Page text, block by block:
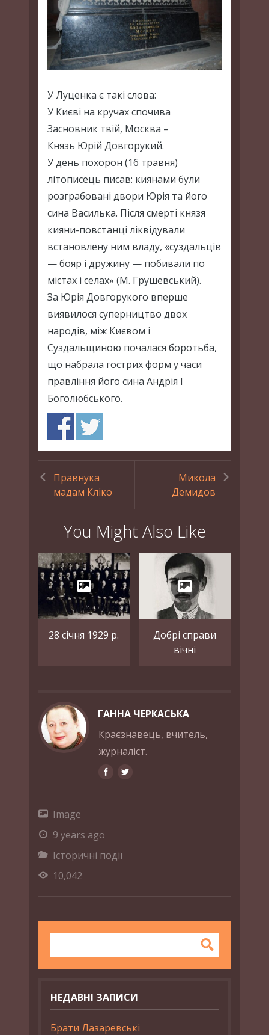
У Луценка є такі слова:
У Києві на кручах спочива
Засновник твій, Москва –
Князь Юрій Довгорукий.
У день похорон (16 травня)
літописець писав: киянами були
розграбовані двори Юрія та його
сина Василька. Після смерті князя
кияни-повстанці ліквідували
встановлену ним владу, «суздальців
— бояр і дружину — побивали по
містах і селах» (М. Грушевський).
За Юрія Довгорукого вперше
виявилося суперництво двох
народів, між Києвом і
Суздальщиною почалася боротьба,
що набрала гострих форм у часи
правління його сина Андрія I
Боголюбського.
Правнука
мадам Кліко
Микола
Демидов
You Might Also Like
28 січня 1929 р.
Добрі справи
вічні
ГАННА ЧЕРКАСЬКА
Краєзнавець, вчитель,
журналіст.
Image
9 years ago
Історичні події
10,042
НЕДАВНІ ЗАПИСИ
Брати Лазаревські